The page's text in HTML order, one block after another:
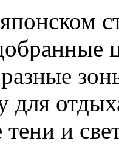
для
тени и